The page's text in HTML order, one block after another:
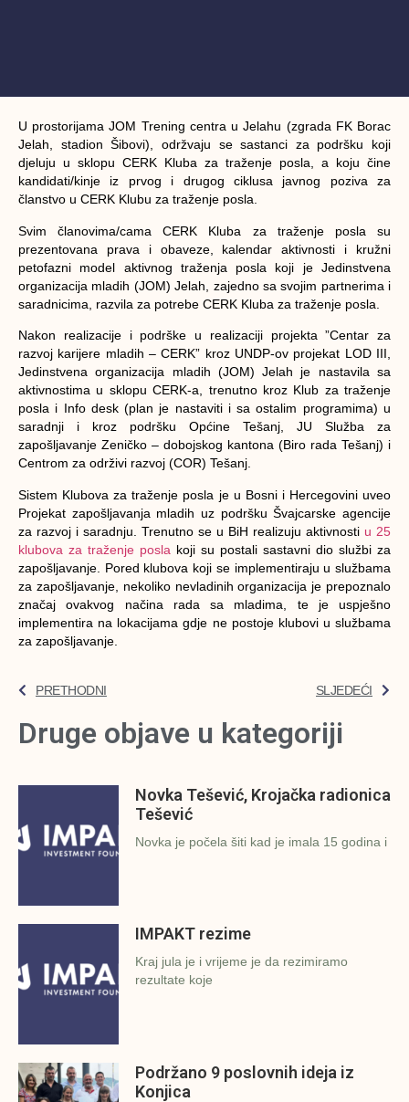
U prostorijama JOM Trening centra u Jelahu (zgrada FK Borac
Jelah, stadion Šibovi), održvaju se sastanci za podršku koji
djeluju u sklopu CERK Kluba za traženje posla, a koju čine
kandidati/kinje iz prvog i drugog ciklusa javnog poziva za
članstvo u CERK Klubu za traženje posla.
Svim članovima/cama CERK Kluba za traženje posla su
prezentovana prava i obaveze, kalendar aktivnosti i kružni
petofazni model aktivnog traženja posla koji je Jedinstvena
organizacija mladih (JOM) Jelah, zajedno sa svojim partnerima i
saradnicima, razvila za potrebe CERK Kluba za traženje posla.
Nakon realizacije i podrške u realizaciji projekta ”Centar za
razvoj karijere mladih – CERK” kroz UNDP-ov projekat LOD III,
Jedinstvena organizacija mladih (JOM) Jelah je nastavila sa
aktivnostima u sklopu CERK-a, trenutno kroz Klub za traženje
posla i Info desk (plan je nastaviti i sa ostalim programima) u
saradnji i kroz podršku Općine Tešanj, JU Služba za
zapošljavanje Zeničko – dobojskog kantona (Biro rada Tešanj) i
Centrom za održivi razvoj (COR) Tešanj.
Sistem Klubova za traženje posla je u Bosni i Hercegovini uveo
Projekat zapošljavanja mladih uz podršku Švajcarske agencije
za razvoj i saradnju. Trenutno se u BiH realizuju aktivnosti u 25
klubova za traženje posla koji su postali sastavni dio službi za
zapošljavanje. Pored klubova koji se implementiraju u službama
za zapošljavanje, nekoliko nevladinih organizacija je prepoznalo
značaj ovakvog načina rada sa mladima, te je uspješno
implementira na lokacijama gdje ne postoje klubovi u službama
za zapošljavanje.
PRETHODNI SLJEDEĆI
Druge objave u kategoriji
Novka Tešević, Krojačka radionica
Tešević
Novka je počela šiti kad je imala 15 godina i
IMPAKT rezime
Kraj jula je i vrijeme je da rezimiramo
rezultate koje
Podržano 9 poslovnih ideja iz
Konjica